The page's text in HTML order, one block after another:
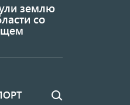
землю
со
Поиск